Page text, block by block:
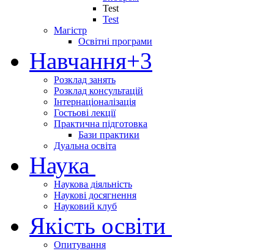
Test
Test
Магістр
Освітні програми
Навчання+3
Розклад занять
Розклад консультацій
Інтернаціоналізація
Гостьові лекції
Практична підготовка
Бази практики
Дуальна освіта
Наука
Наукова діяльність
Наукові досягнення
Науковий клуб
Якість освіти
Опитування